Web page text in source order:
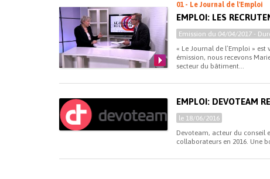
01 - Le Journal de l'Emploi
EMPLOI: LES
Emission du 04/04/2017 -
« Le Journal de l’Emploi »
émission, nous recevons
secteur du bâtiment...
EMPLOI: DEVOTEAM
le 18/06/2016
Devoteam, acteur du conseil
collaborateurs en 2016. Une